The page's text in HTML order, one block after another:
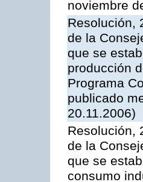
noviembre
Resolución,
de la
que se
producción
Programa
publicado
20.11.2006)
Resolución,
de la
que se
consumo